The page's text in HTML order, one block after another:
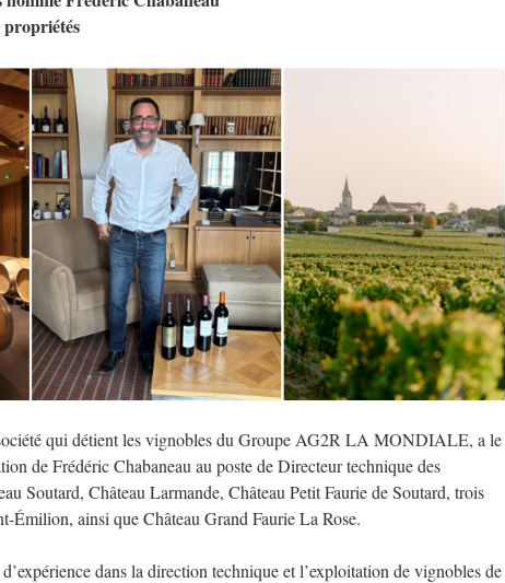
propriétés
qui détient les vignobles du Groupe AG2R LA MONDIALE, a le
de Frédéric Chabaneau au poste de Directeur technique des
Soutard, Château Larmande, Château Petit Faurie de Soutard, trois
Émilion, ainsi que Château Grand Faurie La Rose.
dans la direction technique et l’exploitation de vignobles de